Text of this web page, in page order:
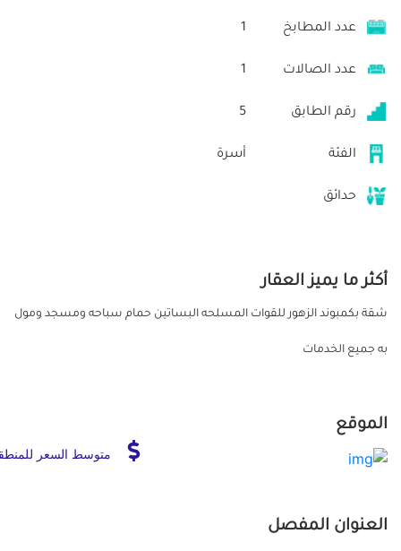
عدد المطابخ 1
عدد الصالات 1
رقم الطابق 5
الفئة أسرة
حدائق
أكثر ما يميز العقار
شقة بكمبوند الزهور للقوات المسلحه البساتين حمام سباحه ومسجد ومول
به جميع الخدمات
الموقع
متوسط السعر
العنوان المفصل